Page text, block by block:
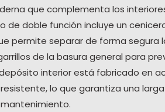
que complementa los
de doble función incluye un
permite separar de forma segura
de la basura general para
depósito interior está fabricado en
lo que garantiza una